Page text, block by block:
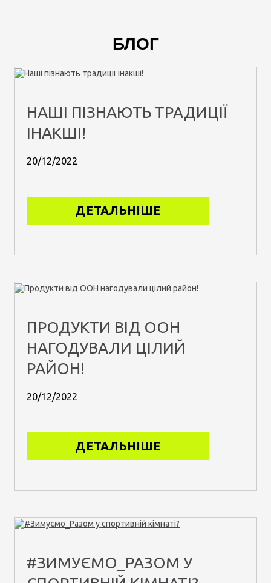
БЛОГ
НАШІ ПІЗНАЮТЬ ТРАДИЦІЇ
ІНАКШІ!
20/12/2022
ДЕТАЛЬНІШЕ
ПРОДУКТИ ВІД ООН
НАГОДУВАЛИ ЦІЛИЙ
РАЙОН!
20/12/2022
ДЕТАЛЬНІШЕ
#ЗИМУЄМО_РАЗОМ У